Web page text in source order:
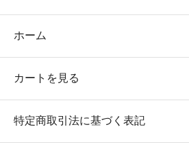
ホーム
カートを見る
特定商取引法に基づく表記